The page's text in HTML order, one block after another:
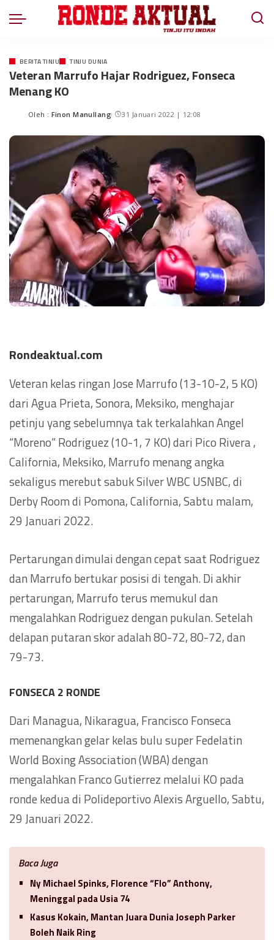
BERITA TINJU TINJU DUNIA
Veteran Marrufo Hajar Rodriguez, Fonseca
Menang KO
Oleh : Finon Manullang 31 Januari 2022 | 12:08
Rondeaktual.com
Veteran kelas ringan Jose Marrufo (13-10-2, 5 KO)
dari Agua Prieta, Sonora, Meksiko, menghajar
petinju yang sebelumnya tak terkalahkan Angel
“Moreno” Rodriguez (10-1, 7 KO) dari Pico Rivera ,
California, Meksiko, Marrufo menang angka
sekaligus merebut sabuk Silver WBC USNBC, di
Derby Room di Pomona, California, Sabtu malam,
29 Januari 2022.
Pertarungan dimulai dengan cepat saat Rodriguez
dan Marrufo bertukar posisi di tengah. Di akhir
pertarungan, Marrufo terus memukul dan
mengalahkan Rodriguez dengan pukulan. Setelah
delapan putaran skor adalah 80-72, 80-72, dan
79-73.
FONSECA 2 RONDE
Dari Managua, Nikaragua, Francisco Fonseca
memenangkan gelar kelas bulu super Fedelatin
World Boxing Association (WBA) dengan
mengalahkan Franco Gutierrez melalui KO pada
ronde kedua di Polideportivo Alexis Arguello, Sabtu,
29 Januari 2022.
Baca Juga
Ny Michael Spinks, Florence “Flo” Anthony,
Meninggal pada Usia 74
Kasus Kokain, Mantan Juara Dunia Joseph Parker
Boleh Naik Ring